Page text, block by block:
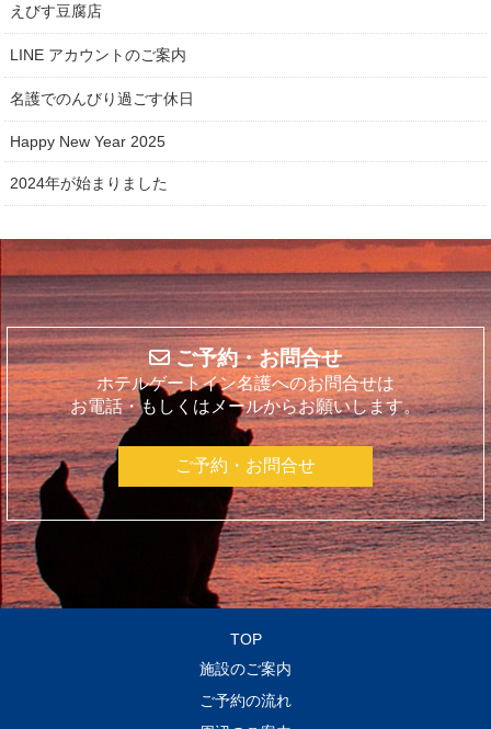
えびす豆腐店
LINE アカウントのご案内
名護でのんびり過ごす休日
Happy New Year 2025
2024年が始まりました
ご予約・お問合せ
ホテルゲートイン名護へのお問合せは
お電話・もしくはメールからお願いします。
ご予約・お問合せ
TOP
施設のご案内
ご予約の流れ